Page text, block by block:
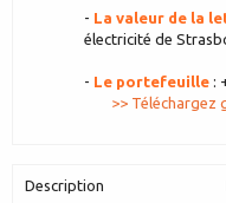
- La valeur de la
électricité de
- Le portefeuille :
>> Téléchargez
Description